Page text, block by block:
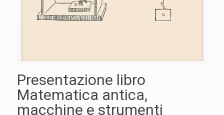
Presentazione libro
Matematica antica,
macchine e strumenti